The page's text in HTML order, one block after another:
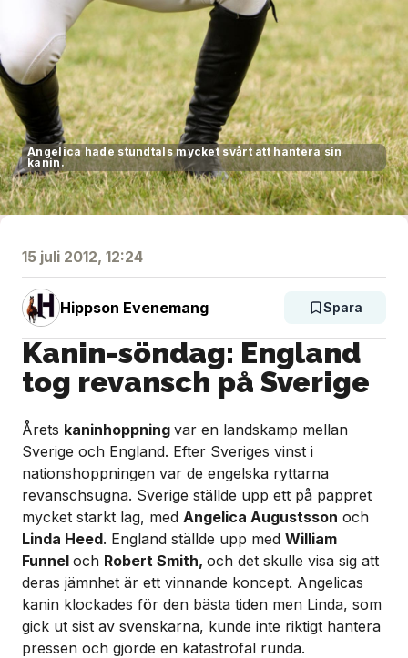
Angelica hade stundtals mycket svårt att hantera sin
kanin.
15 juli 2012, 12:24
Hippson Evenemang Spara
Kanin-söndag: England
tog revansch på Sverige
Årets kaninhoppning var en landskamp mellan
Sverige och England. Efter Sveriges vinst i
nationshoppningen var de engelska ryttarna
revanschsugna. Sverige ställde upp ett på pappret
mycket starkt lag, med Angelica Augustsson och
Linda Heed. England ställde upp med William
Funnel och Robert Smith, och det skulle visa sig att
deras jämnhet är ett vinnande koncept. Angelicas
kanin klockades för den bästa tiden men Linda, som
gick ut sist av svenskarna, kunde inte riktigt hantera
pressen och gjorde en katastrofal runda.